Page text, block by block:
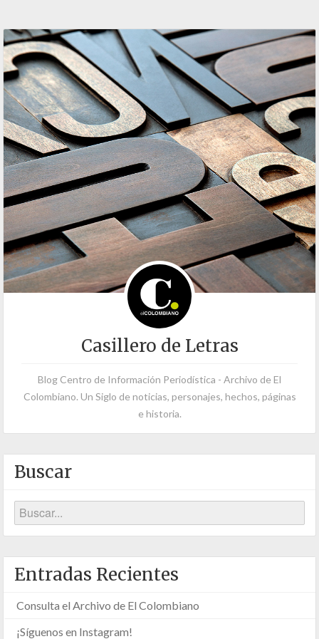
Casillero de Letras
Blog Centro de Información Periodística - Archivo de El
Colombiano. Un Siglo de noticias, personajes, hechos, páginas
e historia.
Buscar
Entradas Recientes
Consulta el Archivo de El Colombiano
¡Síguenos en Instagram!